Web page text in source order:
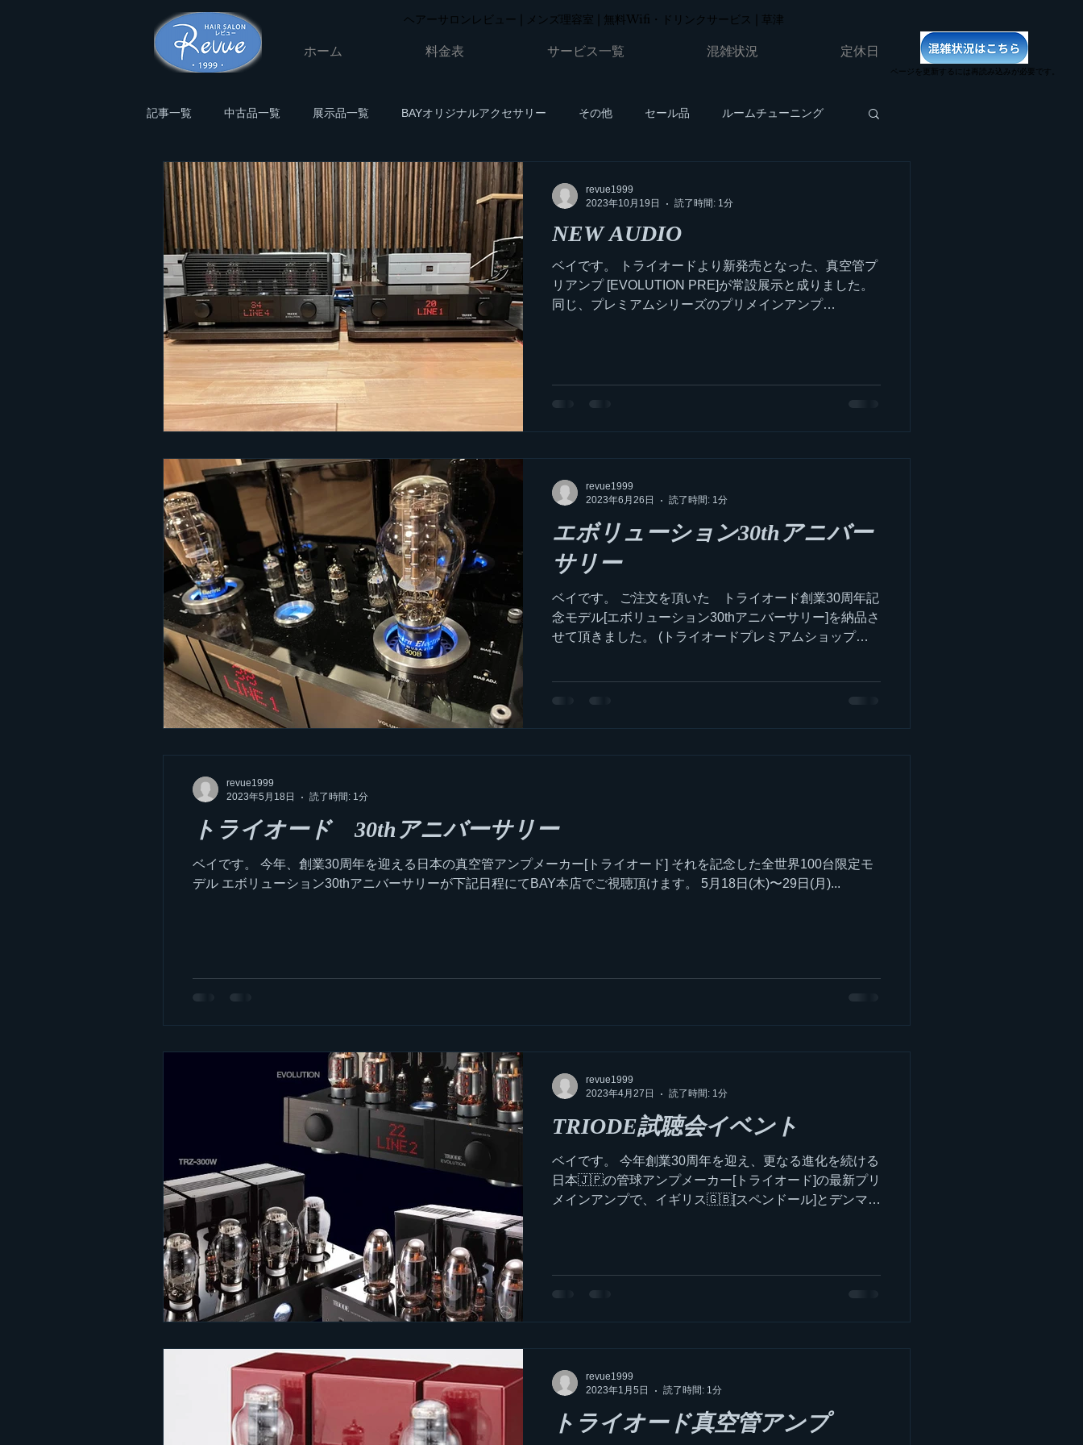
ヘアーサロンレビュー | メンズ理容室 | 無料Wifi・ドリンクサービス | 草津
ホーム 料金表 サービス一覧 混雑状況 定休日
ページを更新するには再読み込みが必要です。
記事一覧 中古品一覧 展示品一覧 BAYオリジナルアクセサリー その他 セール品 ルームチューニング
アクセサリー お客様宅 イベント お客様の声
NEW AUDIO
ベイです。 トライオードより新発売となった、真空管プ
リアンプ [EVOLUTION PRE]が常設展示と成りました。
同じ、プレミアムシリーズのプリメインアンプ
revue1999
2023年10月19日
読了時間: 1分
エボリューション30thアニバー
サリー
ベイです。 ご注文を頂いた トライオード創業30周年記
念モデル[エボリューション30thアニバーサリー]を納品さ
せて頂きました。 (トライオードプレミアムショップ取
revue1999
2023年6月26日
読了時間: 1分
トライオード 30thアニバーサリー
ベイです。 今年、創業30周年を迎える日本の真空管アンプメーカー[トライオード] それを記念した全世界100台限定モ
デル エボリューション30thアニバーサリーが下記日程にてBAY本店でご視聴頂けます。 5月18日(木)〜29日(月)...
revue1999
2023年5月18日
読了時間: 1分
TRIODE試聴会イベント
ベイです。 今年創業30周年を迎え、更なる進化を続ける
日本🇯🇵の管球アンプメーカー[トライオード]の最新プリ
メインアンプで、イギリス🇬🇧[スペンドール]とデンマー
revue1999
2023年4月27日
読了時間: 1分
トライオード真空管アンプ
revue1999
2023年1月5日
読了時間: 1分